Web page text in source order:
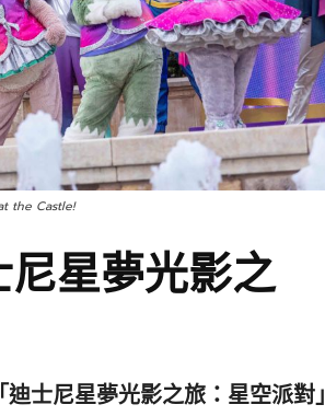
the Castle!
星夢光影之
「迪士尼星夢光影之旅：星空派對」